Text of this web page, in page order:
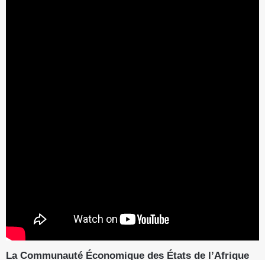
La Communauté Économique des États de l’Afrique